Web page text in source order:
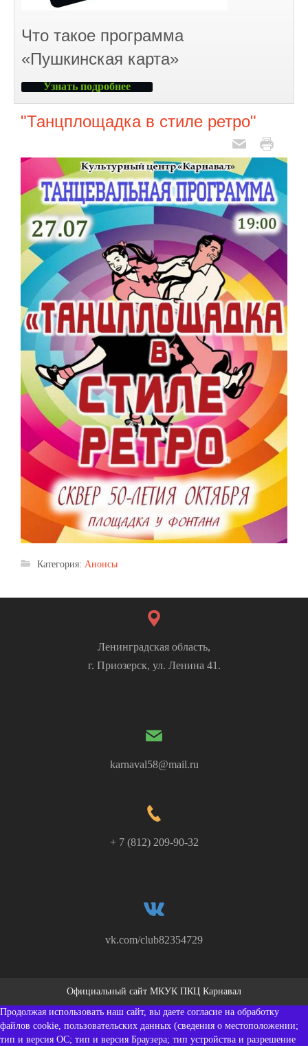
Что такое программа
«Пушкинская карта»
Узнать подробнее
"Танцплощадка в стиле ретро"
Категория: Анонсы
Ленинградская область,
г. Приозерск, ул. Ленина 41.
karnaval58@mail.ru
+ 7 (812) 209-90-32
vk.com/club82354729
Официальный сайт МКУК ПКЦ Карнавал
Продолжая использовать наш сайт, вы даете согласие на обработку
файлов cookie, пользовательских данных (сведения о местоположении;
тип и версия ОС; тип и версия Браузера; тип устройства и разрешение